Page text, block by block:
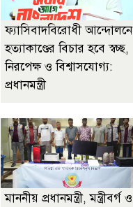
ফ্যাসিবাদবিরোধী আন্দোলনে
হত্যাকাণ্ডের বিচার হবে স্বচ্ছ,
নিরপেক্ষ ও বিশ্বাসযোগ্য:
প্রধানমন্ত্রী
মাননীয় প্রধানমন্ত্রী, মন্ত্রীবর্গ ও